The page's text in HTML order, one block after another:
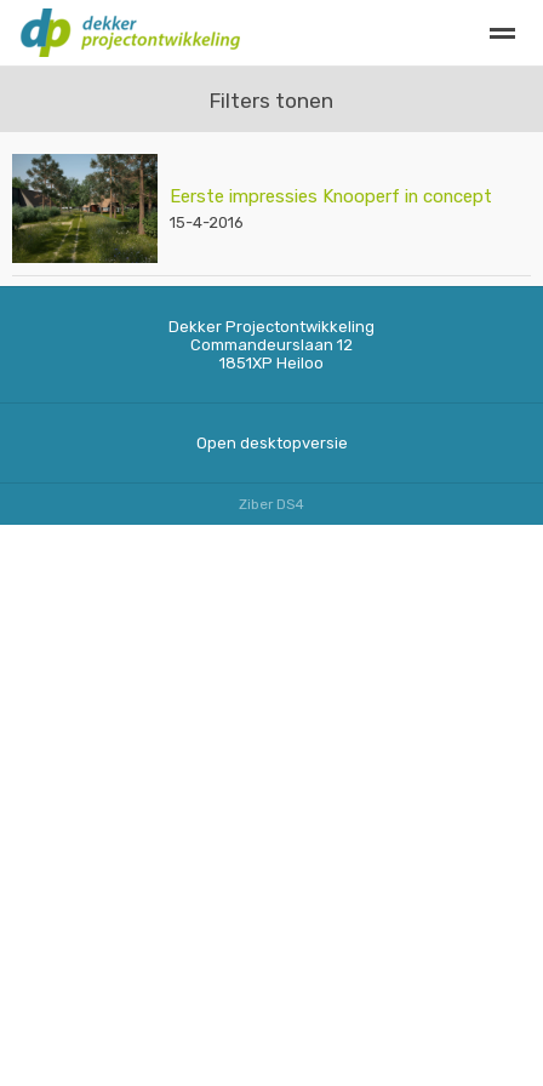
Home Bellen E-mail Locatie
Filters tonen
Eerste impressies Knooperf in concept
15-4-2016
Dekker Projectontwikkeling
Commandeurslaan 12
1851XP Heiloo
Open desktopversie
Ziber DS4